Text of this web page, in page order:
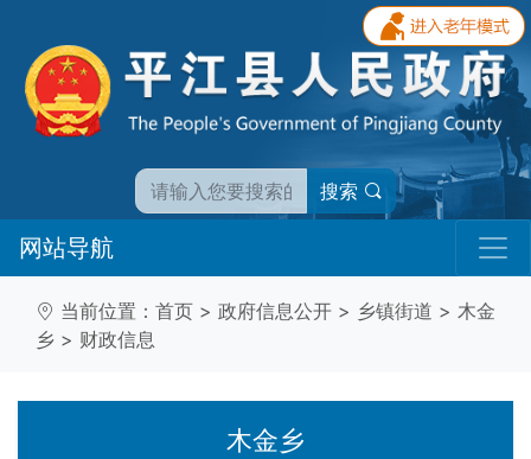
搜索
网站导航
当前位置： 首页 > 政府信息公开 > 乡镇街道 > 木金
乡 > 财政信息
木金乡